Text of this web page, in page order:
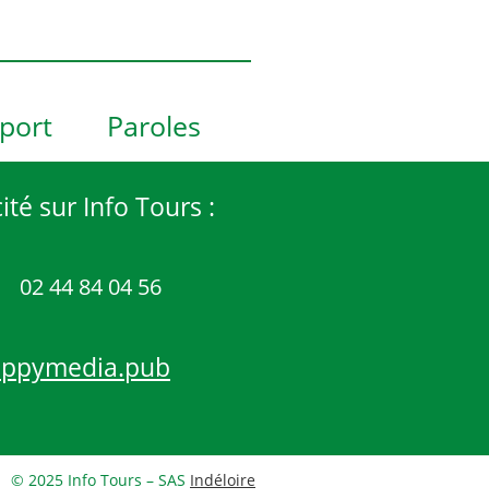
Paroles
sur Info Tours :
02 44 84 04 56
© 2025 Info Tours – SAS Indéloire